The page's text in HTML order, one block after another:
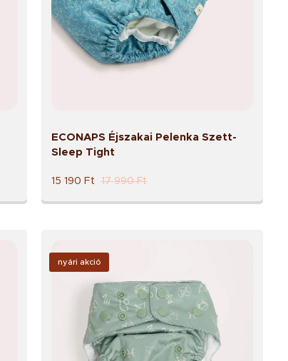
ECONAPS Éjszakai Pelenka Szett-
Sleep Tight
15 190 Ft 17 990Ft
nyári akció